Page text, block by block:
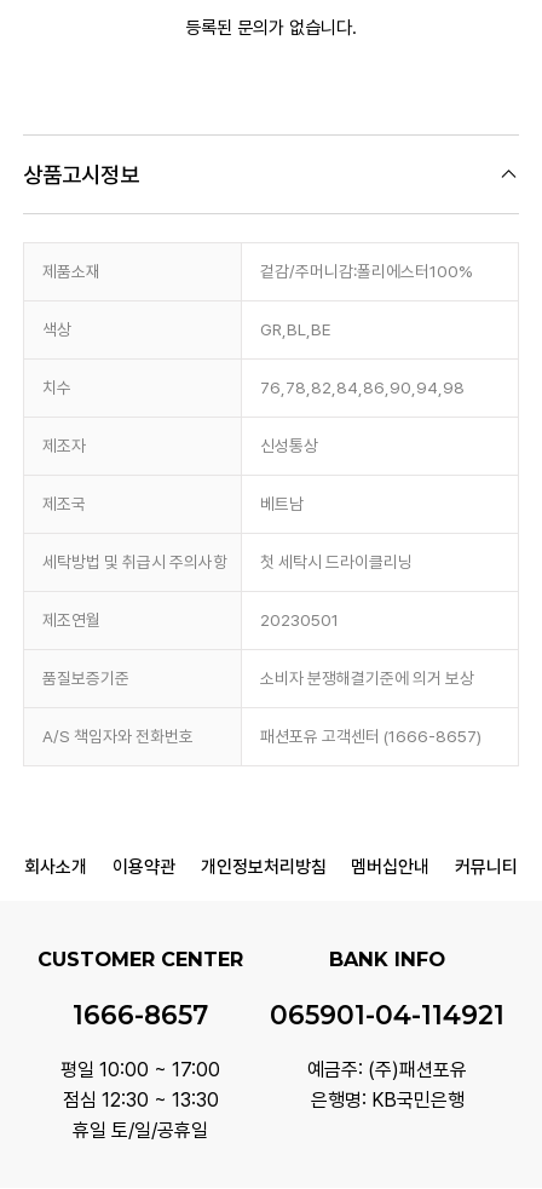
등록된 문의가 없습니다.
상품고시정보
제품소재 겉감/주머니감:폴리에스터100%
색상 GR,BL,BE
치수 76,78,82,84,86,90,94,98
제조자 신성통상
제조국 베트남
세탁방법 및 취급시 주의사항 첫 세탁시 드라이클리닝
제조연월 20230501
품질보증기준 소비자 분쟁해결기준에 의거 보상
A/S 책임자와 전화번호 패션포유 고객센터 (1666-8657)
회사소개 이용약관 개인정보처리방침 멤버십안내 커뮤니티
CUSTOMER CENTER
1666-8657
평일 10:00 ~ 17:00
점심 12:30 ~ 13:30
휴일 토/일/공휴일
BANK INFO
065901-04-114921
예금주: (주)패션포유
은행명: KB국민은행